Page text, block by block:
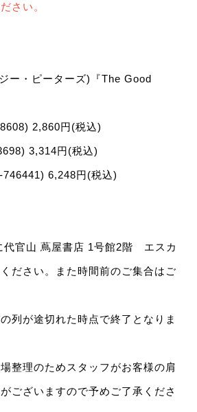
さい。
ー・ピーターズ)『The Good
2,860円(税込)
3,314円(税込)
746441) 6,248円(税込)
官山 蔦屋書店 1号館2階 エスカ
ださい。また時間前のご集合はご
列が途切れた時点で終了となりま
整理のためスタッフがお客様の肩
ございますので予めご了承くださ